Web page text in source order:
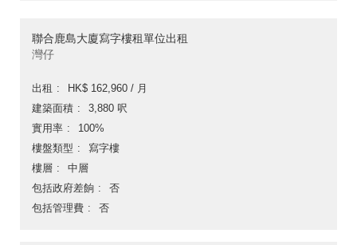
聯合鹿島大廈寫字樓租單位出租
灣仔
出租
HK$ 162,960 / 月
建築面積
3,880 呎
實用率
100%
樓盤類型
寫字樓
樓層
中層
包括政府差餉
否
包括管理費
否